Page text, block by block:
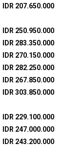
IDR 207.650.000
IDR 250.950.000
IDR 283.350.000
IDR 270.150.000
IDR 282.250.000
IDR 267.850.000
IDR 303.850.000
IDR 229.100.000
IDR 247.000.000
IDR 243.200.000